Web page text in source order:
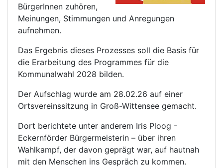
BürgerInnen zuhören,
Meinungen, Stimmungen und Anregungen
aufnehmen.
Das Ergebnis dieses Prozesses soll die Basis für
die Erarbeitung des Programmes für die
Kommunalwahl 2028 bilden.
Der Aufschlag wurde am 28.02.26 auf einer
Ortsvereinssitzung in Groß-Wittensee gemacht.
Dort berichtete unter anderem Iris Ploog -
Eckernförder Bürgermeisterin – über ihren
Wahlkampf, der davon geprägt war, auf hautnah
mit den Menschen ins Gespräch zu kommen.